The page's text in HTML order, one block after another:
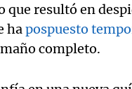
resultó en
hapospuesto
completo.